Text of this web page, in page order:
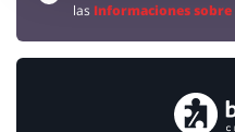
las Informaciones sobre